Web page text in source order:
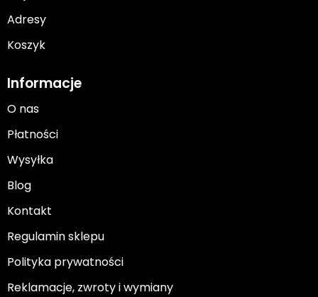
Adresy
Koszyk
Informacje
O nas
Płatności
Wysyłka
Blog
Kontakt
Regulamin sklepu
Polityka prywatności
Reklamacje, zwroty i wymiany